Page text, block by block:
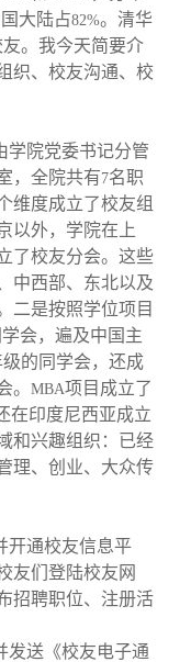
大陆占82%。清华
。我今天简要介
织、校友沟通、校
学院党委书记分管
，全院共有7名职
维度成立了校友组
以外，学院在上
了校友分会。这些
中西部、东北以及
二是按照学位项目
会，遍及中国主
的同学会，还成
。 MBA项目成立了
在印度尼西亚成立
和兴趣组织：已经
理、创业、大众传
开通校友信息平
友们登陆校友网
招聘职位、注册活
发送《校友电子通